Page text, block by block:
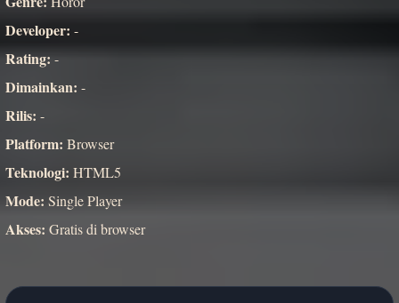
Developer: -
Rating: -
Dimainkan: -
Rilis: -
Platform: Browser
Teknologi: HTML5
Mode: Single Player
Akses: Gratis di browser